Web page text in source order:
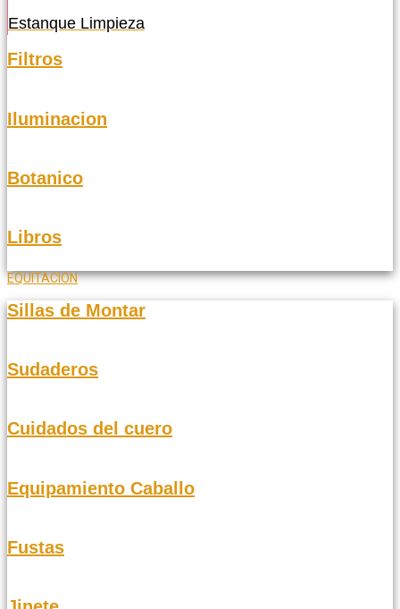
Estanque Limpieza
Filtros
Iluminacion
Botanico
Libros
EQUITACION
Sillas de Montar
Sudaderos
Cuidados del cuero
Equipamiento Caballo
Fustas